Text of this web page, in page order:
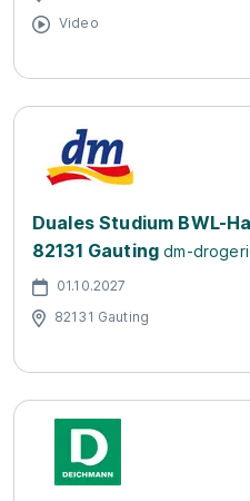
Video
Duales Studium BWL-
82131 Gauting dm-
01.10.2027
82131 Gauting